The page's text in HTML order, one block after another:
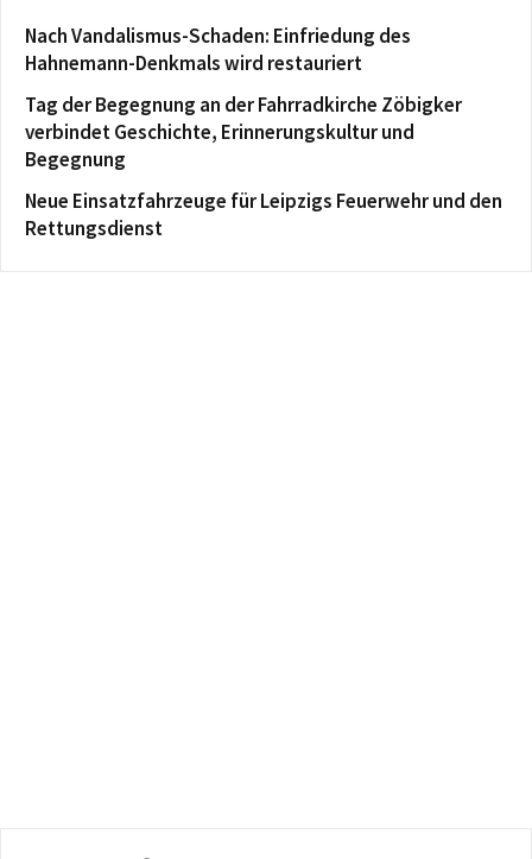
Nach Vandalismus-Schaden: Einfriedung des
Hahnemann-Denkmals wird restauriert
Tag der Begegnung an der Fahrradkirche Zöbigker
verbindet Geschichte, Erinnerungskultur und
Begegnung
Neue Einsatzfahrzeuge für Leipzigs Feuerwehr und den
Rettungsdienst